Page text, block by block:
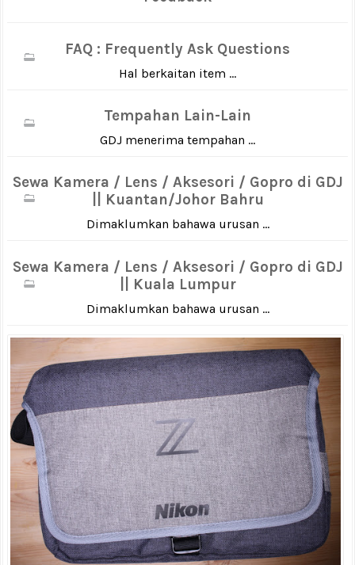
FAQ : Frequently Ask Questions
Hal berkaitan item ...
Tempahan Lain-Lain
GDJ menerima tempahan ...
Sewa Kamera / Lens / Aksesori / Gopro di GDJ
|| Kuantan/Johor Bahru
Dimaklumkan bahawa urusan ...
Sewa Kamera / Lens / Aksesori / Gopro di GDJ
|| Kuala Lumpur
Dimaklumkan bahawa urusan ...